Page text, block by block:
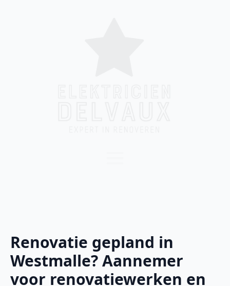
Renovatie gepland in
Westmalle? Aannemer
voor renovatiewerken en